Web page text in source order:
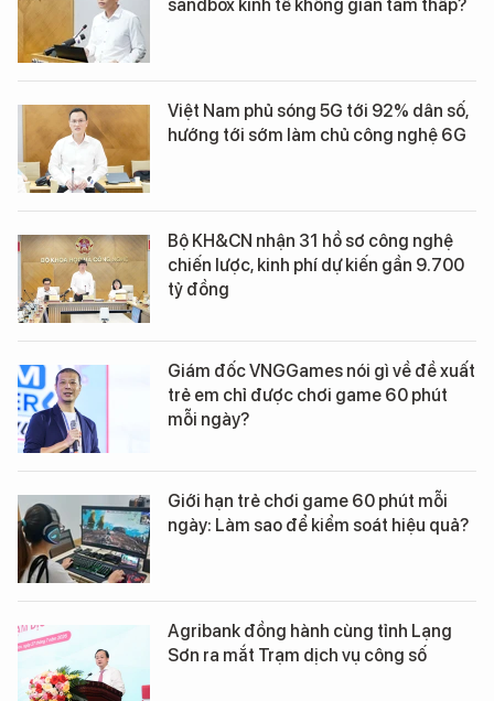
sandbox kinh tế không gian tầm thấp?
Việt Nam phủ sóng 5G tới 92% dân số,
hướng tới sớm làm chủ công nghệ 6G
Bộ KH&CN nhận 31 hồ sơ công nghệ
chiến lược, kinh phí dự kiến gần 9.700
tỷ đồng
Giám đốc VNGGames nói gì về đề xuất
trẻ em chỉ được chơi game 60 phút
mỗi ngày?
Giới hạn trẻ chơi game 60 phút mỗi
ngày: Làm sao để kiểm soát hiệu quả?
Agribank đồng hành cùng tỉnh Lạng
Sơn ra mắt Trạm dịch vụ công số